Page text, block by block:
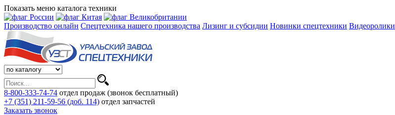
Показать меню каталога техники
Производство онлайн Спецтехника нашего производства Лизинг и субсидии Новинки спецтехники Видеоролики
8-800-333-74-74 отдел продаж (звонок бесплатный)
+7 (351) 211-59-56 (доб. 114) отдел запчастей
Заказать звонок